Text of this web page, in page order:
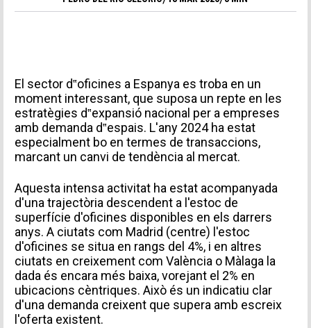
El sector d‟oficines a Espanya es troba en un
moment interessant, que suposa un repte en les
estratègies d‟expansió nacional per a empreses
amb demanda d‟espais. L'any 2024 ha estat
especialment bo en termes de transaccions,
marcant un canvi de tendència al mercat.
Aquesta intensa activitat ha estat acompanyada
d'una trajectòria descendent a l'estoc de
superfície d'oficines disponibles en els darrers
anys. A ciutats com Madrid (centre) l'estoc
d'oficines se situa en rangs del 4%, i en altres
ciutats en creixement com València o Màlaga la
dada és encara més baixa, vorejant el 2% en
ubicacions cèntriques. Això és un indicatiu clar
d'una demanda creixent que supera amb escreix
l'oferta existent.